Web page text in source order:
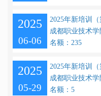
2025
06-06
2025年新培训
名额：235
2025
05-29
2025年新培训
名额：5